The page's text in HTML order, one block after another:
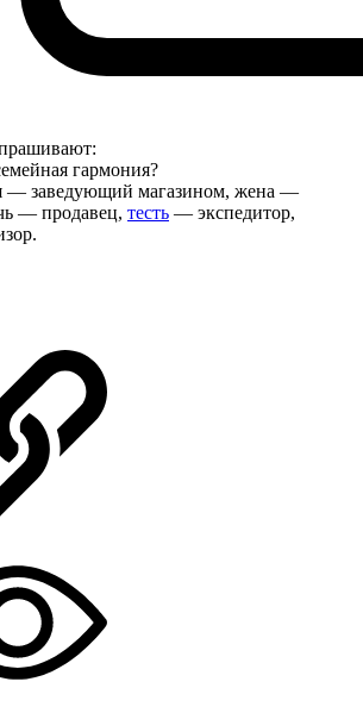
гармония?
— заведующий магазином, жена —
— продавец, тесть — экспедитор,